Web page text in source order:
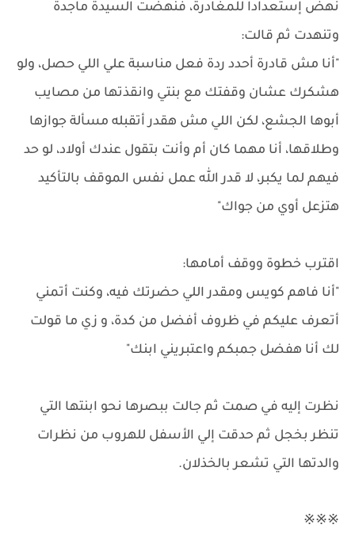
نهض إستعداداً للمغادرة، فنهضت السيدة ماجدة
وتنهدت ثم قالت:
"أنا مش قادرة أحدد ردة فعل مناسبة علي اللي حصل، ولو
هشكرك عشان وقفتك مع بنتي وانقذتها من مصايب
أبوها الجشع، لكن اللي مش هقدر أتقبله مسألة جوازها
وطلاقها، أنا مهما كان أم وأنت بتقول عندك أولاد، لو حد
فيهم لما يكبر، لا قدر الله عمل نفس الموقف بالتأكيد
هتزعل أوي من جواك"
اقترب خطوة ووقف أمامها:
"أنا فاهم كويس ومقدر اللي حضرتك فيه، وكنت أتمني
أتعرف عليكم في ظروف أفضل من كدة، و زي ما قولت
لك أنا هفضل جمبكم واعتبريني ابنك"
نظرت إليه في صمت ثم جالت ببصرها نحو ابنتها التي
تنظر بخجل ثم حدقت إلي الأسفل للهروب من نظرات
والدتها التي تشعر بالخذلان.
※※※